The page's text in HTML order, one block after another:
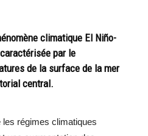
climatique El Niño-
par le
de la surface de la mer
central.
régimes climatiques